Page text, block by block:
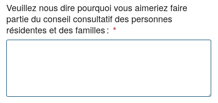
Veuillez nous dire pourquoi vous aimeriez faire
partie du conseil consultatif des personnes
résidentes et des familles :*